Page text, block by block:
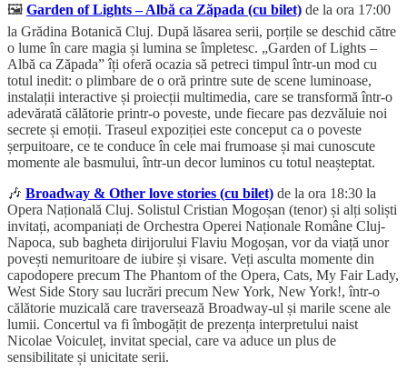
🖼️ Garden of Lights – Albă ca Zăpada (cu bilet) de la ora 17:00
la Grădina Botanică Cluj. După lăsarea serii, porțile se deschid către
o lume în care magia și lumina se împletesc. „Garden of Lights –
Albă ca Zăpada” îți oferă ocazia să petreci timpul într-un mod cu
totul inedit: o plimbare de o oră printre sute de scene luminoase,
instalații interactive și proiecții multimedia, care se transformă într-o
adevărată călătorie printr-o poveste, unde fiecare pas dezvăluie noi
secrete și emoții. Traseul expoziției este conceput ca o poveste
șerpuitoare, ce te conduce în cele mai frumoase și mai cunoscute
momente ale basmului, într-un decor luminos cu totul neașteptat.
🎶 Broadway & Other love stories (cu bilet) de la ora 18:30 la
Opera Națională Cluj. Solistul Cristian Mogoșan (tenor) și alți soliști
invitați, acompaniați de Orchestra Operei Naționale Române Cluj-
Napoca, sub bagheta dirijorului Flaviu Mogoșan, vor da viață unor
povești nemuritoare de iubire și visare. Veți asculta momente din
capodopere precum The Phantom of the Opera, Cats, My Fair Lady,
West Side Story sau lucrări precum New York, New York!, într-o
călătorie muzicală care traversează Broadway-ul și marile scene ale
lumii. Concertul va fi îmbogățit de prezența interpretului naist
Nicolae Voiculeț, invitat special, care va aduce un plus de
sensibilitate și unicitate serii.